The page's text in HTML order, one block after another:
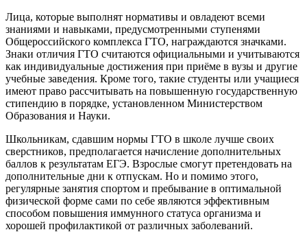
Лица, которые выполнят нормативы и овладеют всеми
знаниями и навыками, предусмотренными ступенями
Общероссийского комплекса ГТО, награждаются значками.
Знаки отличия ГТО считаются официальными и учитываются
как индивидуальные достижения при приёме в вузы и другие
учебные заведения. Кроме того, такие студенты или учащиеся
имеют право рассчитывать на повышенную государственную
стипендию в порядке, установленном Министерством
Образования и Науки.
Школьникам, сдавшим нормы ГТО в школе лучше своих
сверстников, предполагается начисление дополнительных
баллов к результатам ЕГЭ. Взрослые смогут претендовать на
дополнительные дни к отпускам. Но и помимо этого,
регулярные занятия спортом и пребывание в оптимальной
физической форме сами по себе являются эффективным
способом повышения иммунного статуса организма и
хорошей профилактикой от различных заболеваний.